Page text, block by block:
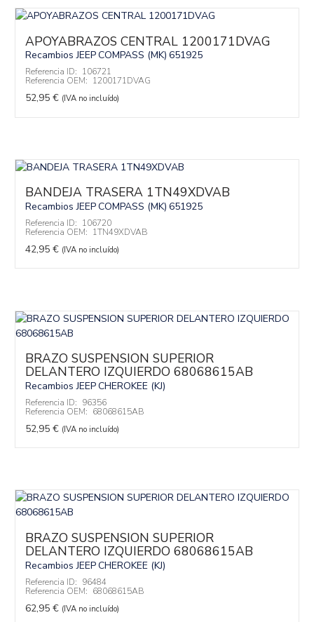
APOYABRAZOS CENTRAL 1200171DVAG
Recambios JEEPCOMPASS (MK) 651925
Referencia ID: 106721
Referencia OEM: 1200171DVAG
52,95 € (IVA no incluído)
BANDEJA TRASERA 1TN49XDVAB
Recambios JEEPCOMPASS (MK) 651925
Referencia ID: 106720
Referencia OEM: 1TN49XDVAB
42,95 € (IVA no incluído)
BRAZO SUSPENSION SUPERIOR
DELANTERO IZQUIERDO 68068615AB
Recambios JEEPCHEROKEE (KJ)
Referencia ID: 96356
Referencia OEM: 68068615AB
52,95 € (IVA no incluído)
BRAZO SUSPENSION SUPERIOR
DELANTERO IZQUIERDO 68068615AB
Recambios JEEPCHEROKEE (KJ)
Referencia ID: 96484
Referencia OEM: 68068615AB
62,95 € (IVA no incluído)